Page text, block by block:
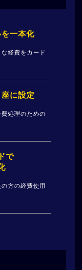
一本化
経費をカード
に設定
処理のための
で
方の経費使用